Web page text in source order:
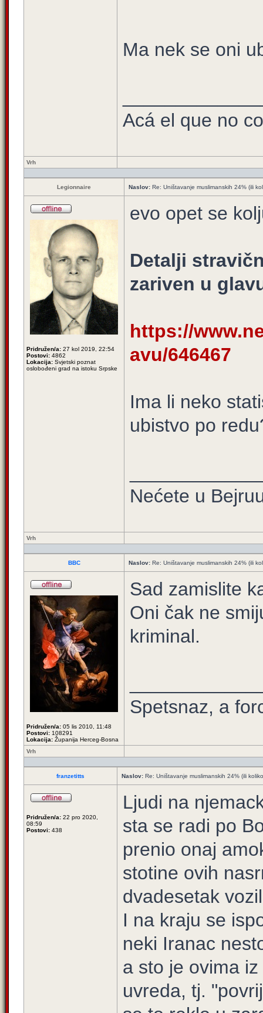
Ma nek se oni
Acá el que no
Vrh
Legionnaire Naslov: Re: Uništavanje muslimanskih 24% (ili
Pridružen/a: 27 kol 2019, 22:54
Postovi: 4862
Lokacija: Svjetski poznat
oslobođeni grad na istoku Srpske
evo opet se
Detalji
zariven u
https://
avu/646467
Ima li neko
ubistvo po
Nećete u
Vrh
BBC Naslov: Re: Uništavanje muslimanskih 24% (ili
Pridružen/a: 05 lis 2010, 11:48
Postovi: 108291
Lokacija: Županija Herceg-Bosna
Sad zamislite
Oni čak ne
kriminal.
Spetsnaz, a
Vrh
franzetitts Naslov: Re: Uništavanje muslimanskih 24% (ili
Pridružen/a: 22 pro 2020,
08:59
Postovi: 438
Ljudi na
sta se radi po
prenio onaj
stotine ovih
dvadesetak
I na kraju se
neki Iranac
a sto je ovima
uvreda, tj.